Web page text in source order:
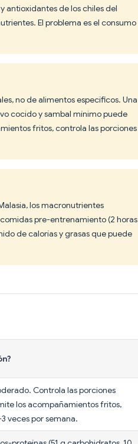
antioxidantes de los chiles del
El problema es el consumo
no de alimentos específicos. Una
cocido y sambal mínimo puede
fritos, controla las porciones
los macronutrientes
pre-entrenamiento (2 horas
de calorías y grasas que puede
Controla las porciones
los acompañamientos fritos,
veces por semana.